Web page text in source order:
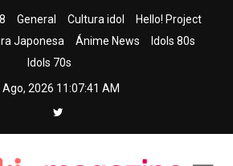
General Cultura idol
Hello! Project
Japonesa Ánime News
Idols 80s
Idols 70s
Ago, 2026 11:07:42 AM